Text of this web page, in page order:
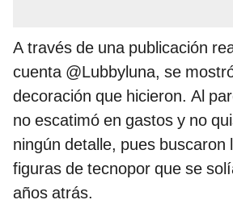
A través de una publicación
cuenta @Lubbyluna, se
decoración que hicieron. Al
no escatimó en gastos y no
ningún detalle, pues buscaron
figuras de tecnopor que se
años atrás.